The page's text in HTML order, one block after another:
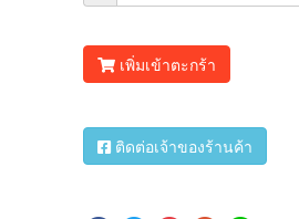
เพิ่มเข้าตะกร้า
ติดต่อเจ้าของร้านค้า